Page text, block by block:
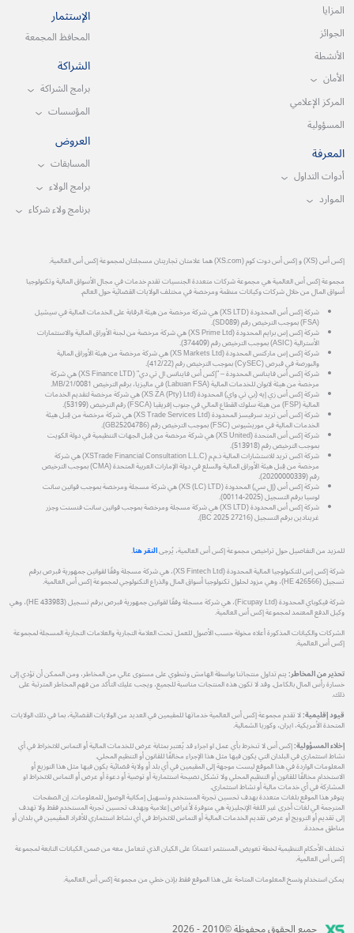
المزايا
الجوائز
الأنشطة
الأمان
المركز الإعلامي
المسؤولية
المعرفة
أدوات التداول
الموارد
الإستثمار
المحافظ المجمعة
الشراكة
برامج الشراكة
المؤسسات
العروض
المسابقات
برامج الولاء
برنامج ولاء شركاء
إكس أس (XS) و إكس أس دوت كوم (XS.com) هما علامتان تجاريتان مسجلتان لمجموعة إكس أس العالمية.
مجموعة إكس أس العالمية هي مجموعة شركات متعددة الجنسيات تقدم خدمات في مجال الأسواق المالية وتكنولوجيا
أسواق المال من خلال شركات وكيانات منظمة ومرخصة في مختلف الولايات القضائية حول العالم.
شركة إكس أس المحدودة (XS LTD) هي شركة مرخصة من هيئة الرقابة على الخدمات المالية في سيشيل
(FSA) بموجب الترخيص رقم (SD089).
شركة إكس إس برايم المحدودة (XS Prime Ltd) هي شركة مرخصة من لجنة الأوراق المالية والاستثمارات
الأسترالية (ASIC) بموجب الترخيص رقم (374409).
شركة إكس إس ماركتس المحدودة (XS Markets Ltd) هي شركة مرخصة من هيئة الأوراق المالية
والبورصة في قبرص (CySEC) بموجب الترخيص رقم (412/22).
شركة إكس أس فاينانس المحدودة – "إكس أس فاينانس ال تي دي" (XS Finance LTD) هي شركة
مرخصة من هيئة لابوان للخدمات المالية (Labuan FSA) في ماليزيا، برقم الترخيص MB/21/0081.
شركة إكس أس زي إيه (بي تي واي) المحدودة (XS ZA (Pty) Ltd) هي شركة مرخصة لتقديم الخدمات
المالية (FSP) من هيئة سلوك القطاع المالي في جنوب إفريقيا (FSCA) رقم الترخيص (53199).
شركة إكس أس تريد سرفيسز المحدودة (XS Trade Services Ltd) هي شركة مرخصة من قِبل هيئة
الخدمات المالية في موريشيوس (FSC) بموجب الترخيص رقم (GB25204786).
شركة إكس أس المتحدة (XS United) هي شركة مرخصة من قِبل الجهات التنظيمية في دولة الكويت
بموجب الترخيص رقم (513918).
شركة اكس تريد للاستشارات المالية ذ.م.م (XSTrade Financial Consultation L.L.C) هي شركة
مرخصة من قِبل هيئة الأوراق المالية والسلع في دولة الإمارات العربية المتحدة (CMA) بموجب الترخيص
رقم (20200000339).
شركة إكس أس (إل سي) المحدودة (XS (LC) LTD) هي شركة مسجلة ومرخصة بموجب قوانين سانت
لوسيا برقم التسجيل (2025-00114).
شركة إكس أس المحدودة (XS LTD) هي شركة مسجلة ومرخصة بموجب قوانين سانت فنسنت وجزر
غرينادين برقم التسجيل (27216 BC 2025).
للمزيد من التفاصيل حول تراخيص مجموعة إكس أس العالمية، يُرجىالنقر هنا.
شركة إكس إس للتكنولوجيا المالية المحدودة (XS Fintech Ltd)، هي شركة مسجلة وفقًا لقوانين جمهورية قبرص برقم
تسجيل (HE 426566)، وهي مزود لحلول تكنولوجيا أسواق المال والذراع التكنولوجي لمجموعة إكس أس العالمية.
شركة فيكوباي المحدودة (Ficupay Ltd)، هي شركة مسجلة وفقًا لقوانين جمهورية قبرص برقم تسجيل (HE 433983)، وهي
وكيل الدفع المعتمد لمجموعة إكس أس العالمية.
الشركات والكيانات المذكورة أعلاه مخولة حسب الأصول للعمل تحت العلامة التجارية والعلامات التجارية المسجلة لمجموعة
إكس أس العالمية.
تحذير من المخاطر:يتم تداول منتجاتنا بواسطة الهامش وتنطوي على مستوى عالي من المخاطر، ومن الممكن أن تؤدي إلى
خسارة رأس المال بالكامل. وقد لا تكون هذه المنتجات مناسبة للجميع، ويجب عليك التأكد من فهم المخاطر المترتبة على
ذلك.
قيود إقليمية:لا تقدم مجموعة إكس أس العالمية خدماتها للمقيمين في العديد من الولايات القضائية، بما في ذلك الولايات
المتحدة الأمريكية، ايران، وكوريا الشمالية.
إخلاء المسؤولية:إكس أس لا تنخرط بأي عمل او اجراء قد يُعتبر بمثابة عرض للخدمات المالية أو التماس للانخراط في أي
نشاط استثماري في البلدان التي يكون فيها مثل هذا الإجراء مخالفًا للقانون أو التنظيم المحلي.
المعلومات الواردة في هذا الموقع ليست موجهة إلى المقيمين في أي بلد أو ولاية قضائية يكون فيها مثل هذا التوزيع أو
الاستخدام مخالفًا للقانون أو التنظيم المحلي ولا تشكل نصيحة استثمارية أو توصية أو دعوة أو عرض أو التماس للانخراط او
المشاركة في أي خدمات مالية أو نشاط استثماري.
يتوفر هذا الموقع بلغات متعددة بهدف تحسين تجربة المستخدم وتسهيل إمكانية الوصول للمعلومات. إن الصفحات
المترجمة الي لغات أخرى غير اللغة الإنجليزية هي متوفرة لأغراض إعلامية وبهدف تحسين تجربة المستخدم فقط ولا تهدف
إلى تقديم أو الترويج أو عرض تقديم الخدمات المالية أو التماس للانخراط في أي نشاط استثماري للأفراد المقيمين في بلدان أو
مناطق محددة.
تختلف الأحكام التنظيمية لخطة تعويض المستثمر اعتمادًا على الكيان الذي تتعامل معه من ضمن الكيانات التابعة لمجموعة
إكس أس العالمية.
يمكن استخدام ونسخ المعلومات المتاحة على هذا الموقع فقط بإذن خطي من مجموعة إكس أس العالمية.